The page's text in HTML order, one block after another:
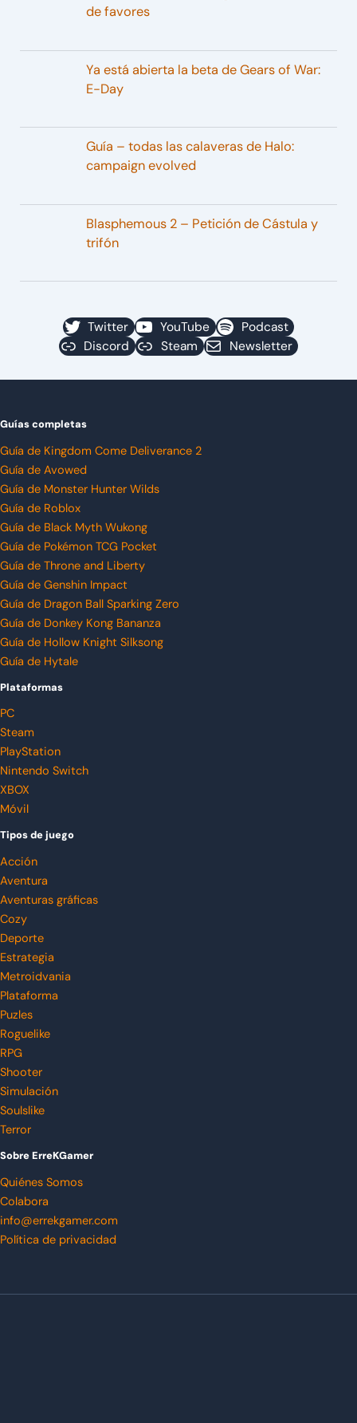
de favores
Ya está abierta la beta de Gears of War:
E-Day
Guía – todas las calaveras de Halo:
campaign evolved
Blasphemous 2 – Petición de Cástula y
trifón
Twitter YouTube
Podcast
Discord
Steam Newsletter
Guías completas
Guía de Kingdom Come Deliverance 2
Guía de Avowed
Guía de Monster Hunter Wilds
Guía de Roblox
Guía de Black Myth Wukong
Guía de Pokémon TCG Pocket
Guía de Throne and Liberty
Guía de Genshin Impact
Guía de Dragon Ball Sparking Zero
Guía de Donkey Kong Bananza
Guía de Hollow Knight Silksong
Guía de Hytale
Plataformas
PC
Steam
PlayStation
Nintendo Switch
XBOX
Móvil
Tipos de juego
Acción
Aventura
Aventuras gráficas
Cozy
Deporte
Estrategia
Metroidvania
Plataforma
Puzles
Roguelike
RPG
Shooter
Simulación
Soulslike
Terror
Sobre ErreKGamer
Quiénes Somos
Colabora
info@errekgamer.com
Política de privacidad